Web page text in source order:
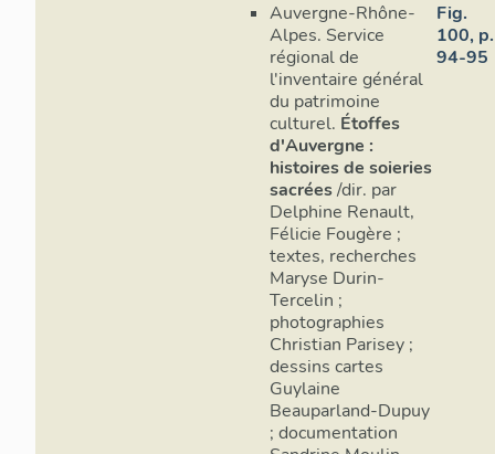
Auvergne-Rhône-
Alpes. Service
régional de
l'inventaire général
du patrimoine
culturel. Étoffes
d'Auvergne :
histoires de soieries
sacrées/dir. par
Delphine Renault,
Félicie Fougère ;
textes, recherches
Maryse Durin-
Tercelin ;
photographies
Christian Parisey ;
dessins cartes
Guylaine
Beauparland-Dupuy
; documentation
Fig.
100, p.
94-95